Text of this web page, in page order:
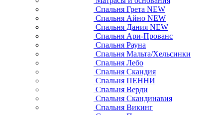
Спальня Грета NEW
Спальня Айно NEW
Спальня Дания NEW
Спальня Ари-Прованс
Спальня Рауна
Спальня Мальта/Хельсинки
Спальня Лебо
Спальня Скандия
Спальня ПЕННИ
Спальня Верди
Спальня Скандинавия
Спальня Викинг